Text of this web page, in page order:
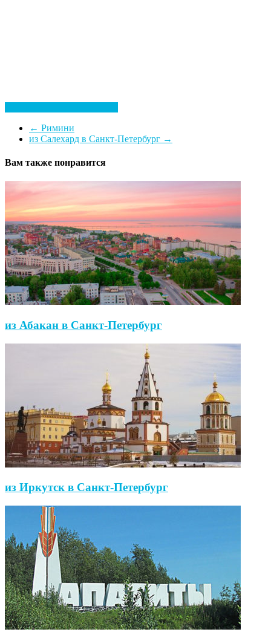
← Римини
из Салехард в Санкт-Петербург →
Вам также понравится
из Абакан в Санкт-Петербург
из Иркутск в Санкт-Петербург